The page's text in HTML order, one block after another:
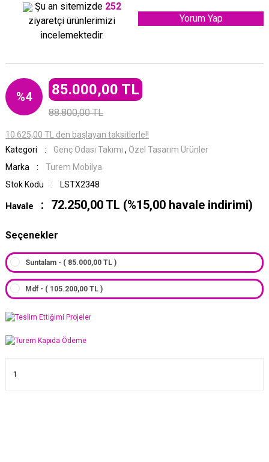
Şu an sitemizde 252
ziyaretçi ürünlerimizi
incelemektedir.
Yorum Yap
%4 85.000,00 TL
88.800,00 TL
10.625,00 TL den başlayan taksitlerle!!
Kategori
Genç Odası Takımı , Özel Tasarım Ürünler
Marka
Turem Mobilya
Stok Kodu
LSTX2348
Havale 72.250,00 TL (%15,00 havale indirimi)
Seçenekler
Suntalam - ( 85.000,00 TL )
Mdf - ( 105.200,00 TL )